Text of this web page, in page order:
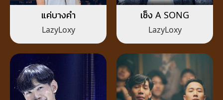
แค่บางคำ
LazyLoxy
เซ็ง A SONG
LazyLoxy